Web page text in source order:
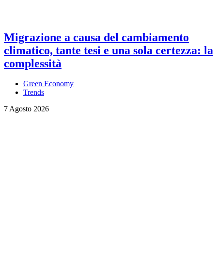
Migrazione a causa del cambiamento
climatico, tante tesi e una sola certezza: la
complessità
Green Economy
Trends
7 Agosto 2026